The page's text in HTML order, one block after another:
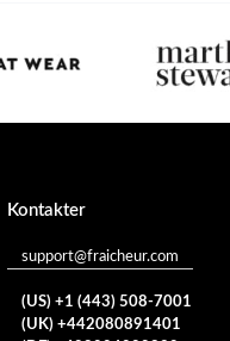
Kontakter
support@fraicheur.com
(US) +1 (443) 508-7001
(UK) +442080891401